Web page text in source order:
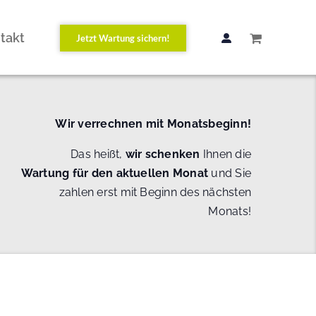
Jetzt Wartung sichern!
Wir verrechnen mit Monatsbeginn!
Das heißt, wir schenken Ihnen die
Wartung für den aktuellen Monat und Sie
zahlen erst mit Beginn des nächsten
Monats!